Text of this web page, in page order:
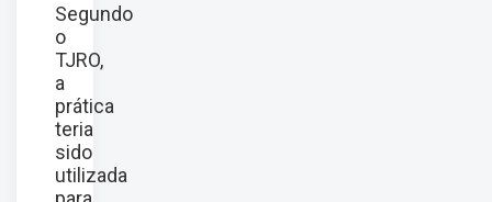
Segundo
o
TJRO,
a
prática
teria
sido
utilizada